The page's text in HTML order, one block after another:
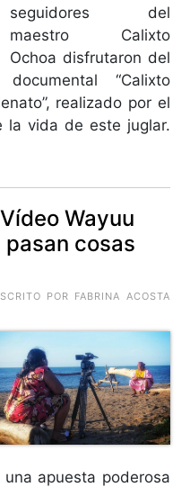
seguidores del
maestro Calixto
Ochoa disfrutaron del
“Calixto
realizado por el
la vida de este juglar.
Wayuu
cosas
POR FABRINA ACOSTA
apuesta poderosa